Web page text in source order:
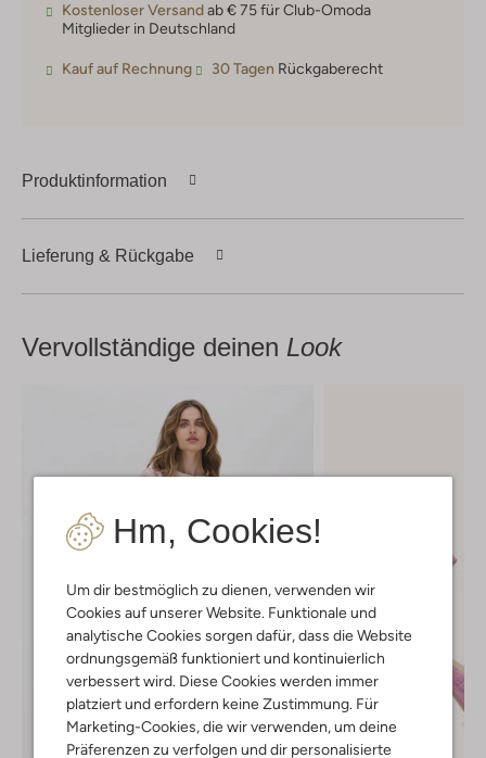
Hm, Cookies!
Um dir bestmöglich zu dienen, verwenden wir
Cookies auf unserer Website. Funktionale und
analytische Cookies sorgen dafür, dass die Website
ordnungsgemäß funktioniert und kontinuierlich
verbessert wird. Diese Cookies werden immer
platziert und erfordern keine Zustimmung. Für
Marketing-Cookies, die wir verwenden, um deine
Präferenzen zu verfolgen und dir personalisierte
Kostenloser Versandab € 75 für Club-Omoda
Mitglieder in Deutschland
Kauf auf Rechnung 30 Tagen Rückgaberecht
Produktinformation
Lieferung & Rückgabe
Vervollständige deinen Look